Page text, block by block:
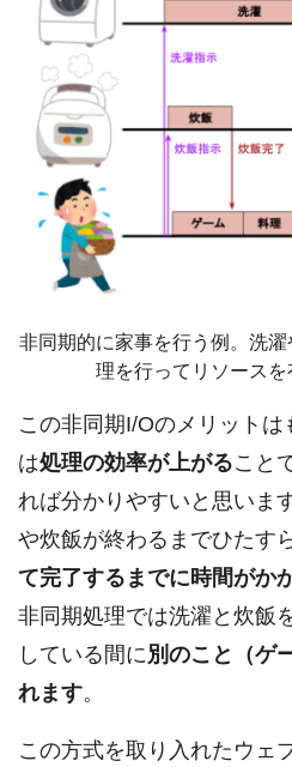
非同期的に家事を行う例。洗
理を行ってリソースを
この非同期I/Oのメリット
は処理の効率が上がること
れば分かりやすいと思いま
や炊飯が終わるまでひたす
て完了するまでに時間がか
非同期処理では洗濯と炊飯
している間に 別のこと（ゲ
れます。
この方式を取り入れたウェ